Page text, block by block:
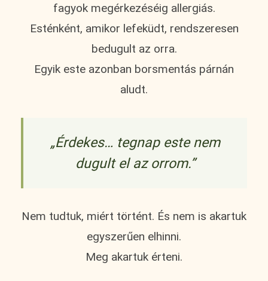
fagyok megérkezéséig allergiás.
Esténként, amikor lefeküdt, rendszeresen
bedugult az orra.
Egyik este azonban borsmentás párnán
aludt.
„Érdekes… tegnap este nem
dugult el az orrom.”
Nem tudtuk, miért történt. És nem is akartuk
egyszerűen elhinni.
Meg akartuk érteni.